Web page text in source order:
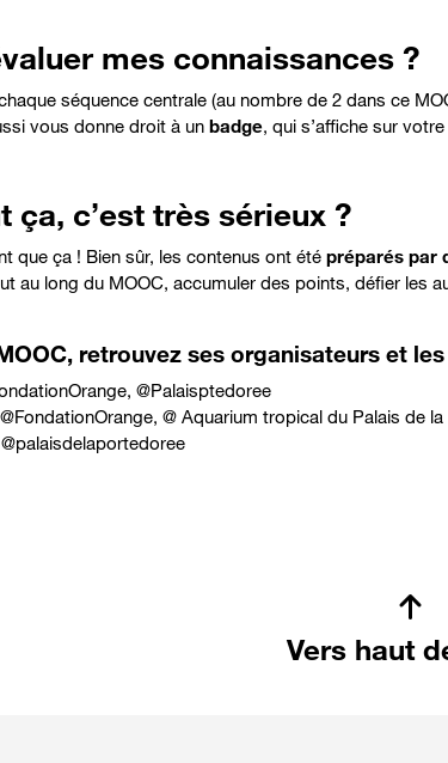
mes connaissances ?
séquence centrale(au nombre de 2 dans ce
vous donne droit à un badge, qui s’affiche sur
ça, c’est très sérieux ?
que ça ! Bien sûr, les contenus ont été préparés par
au long du MOOC, accumuler des points, défier les
retrouvez ses organisateurs et
, @Palaisptedoree
FondationOrange, @ Aquarium tropical du Palais de
palaisdelaportedoree
Vers haut